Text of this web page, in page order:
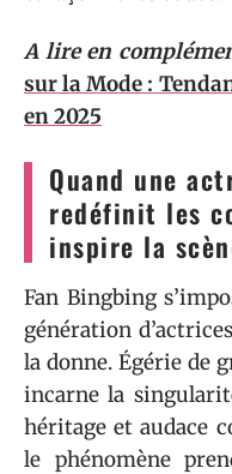
A lire en
sur la Mode :
en 2025
Quand une
redéfinit les
inspire la
Fan Bingbing
génération
la donne. Égérie de
incarne la
héritage et audace
le phénomène